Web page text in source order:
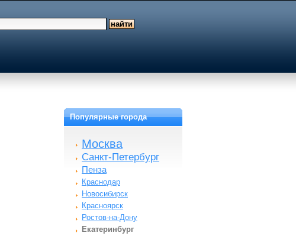
Популярные города
Москва
Санкт-Петербург
Пенза
Краснодар
Новосибирск
Красноярск
Ростов-на-Дону
Екатеринбург